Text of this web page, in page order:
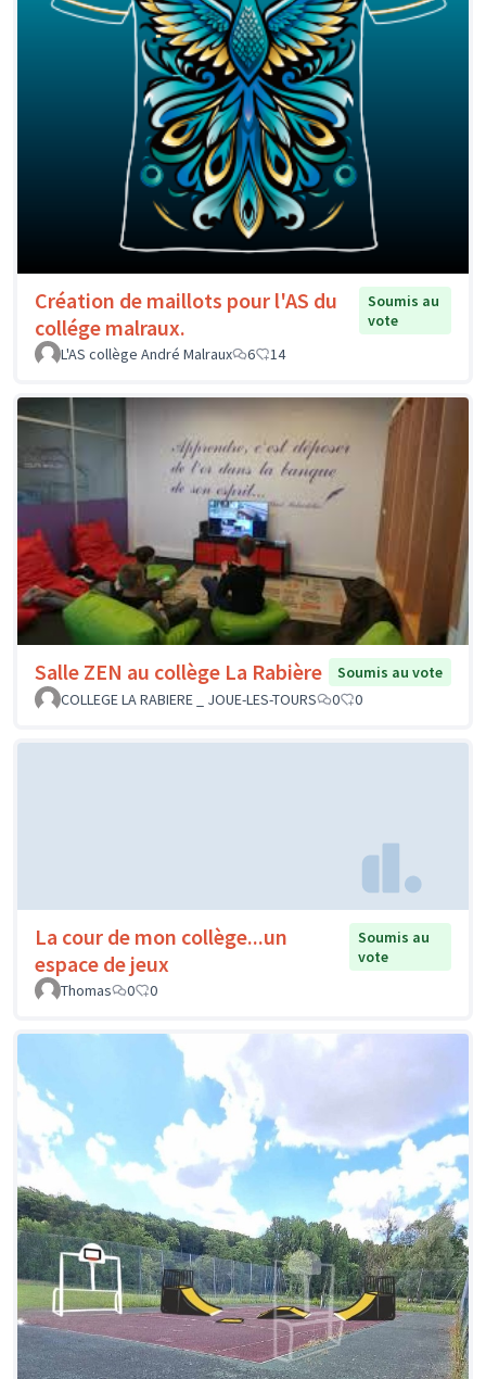
Création de maillots pour l'AS du
collége malraux.
Soumis au
vote
L'AS collège André Malraux
6 14
Salle ZEN au collège La Rabière
Soumis au vote
COLLEGE LA RABIERE _ JOUE-LES-TOURS
0 0
La cour de mon collège...un
espace de jeux
Soumis au
vote
Thomas
0 0